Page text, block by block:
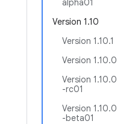
alpha01
Version 1.10
Version 1.10.1
Version 1.10.0
Version 1.10.0
-rc01
Version 1.10.0
-beta01